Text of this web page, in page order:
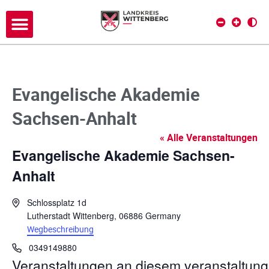
Evangelische Akademie
Sachsen-Anhalt
« Alle Veranstaltungen
Evangelische Akademie Sachsen-
Anhalt
A
e
s
Schlossplatz 1d
Lutherstadt Wittenberg, 06886 Germany
Wegbeschreibung
T
e
0349149880
Veranstaltungen an diesem